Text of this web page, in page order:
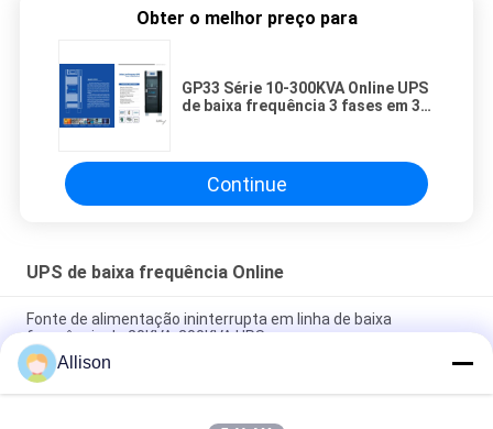
Obter o melhor preço para
GP33 Série 10-300KVA Online UPS
de baixa frequência 3 fases em 3
Continue
UPS de baixa frequência Online
Fonte de alimentação ininterrupta em linha de baixa
frequência de 20KVA-200KVA UPS
Três fases UPS em linha de baixa frequência com a
microplaqueta eficiente alta de DSP
Allison